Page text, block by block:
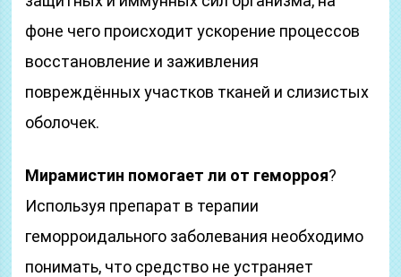
фоне чего происходит ускорение процессов
восстановление и заживления
повреждённых участков тканей и слизистых
оболочек.
Мирамистин помогает ли от геморроя?
Используя препарат в терапии
геморроидального заболевания необходимо
понимать, что средство не устраняет